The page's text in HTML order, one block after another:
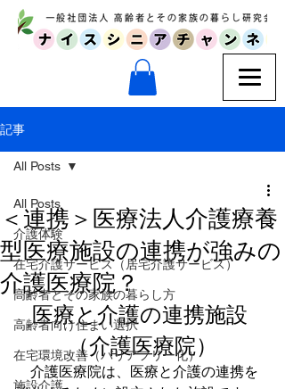
記事
All Posts
介護体験
在宅介護サービス（居宅介護サービス）
高齢者とその家族の暮らし方
高齢者向け住まい選択
在宅環境改善（バリアフリー化）
施設介護
All Posts
＜連携＞医療法人介護療養
型医療施設の連携が強みの
介護医療院？
医療と介護の連携施設
（介護医療院）
介護医療院は、医療と介護の連携を